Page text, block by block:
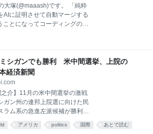
新聞・雑誌等での利用、裁判
利用）については 面倒でも当団
事前に許諾を受けて下さい。 悪
無料で利用可能ですので、適正
大塚(@maaash)です。 「純粋
AIに証明させて自動マージする
ことになってコーディングのス
前後のプロセスにかける時間が
AIの使い方 - 2026年1月編 で書
。 GitHub のPRに
メントするとCIが動いてAIが
自動マージまで走る。 そんな
。 これはどこかイベントで話し
たところ、 ちょうどよくファイ
ダクト開発、AIに丸ごと任せら
AI時代のレビュー、どこまでど
シガンでも勝利 米中間選挙、上院の
経済新聞
之介】11月の米中間選挙の激戦
ガン州の連邦上院選に向けた民
ラム系の急進左派候補が勝利し
、本選で共和党候補と争う。党
か、格差縮小などを訴える急進
アメリカ politics 国際 あとで読む